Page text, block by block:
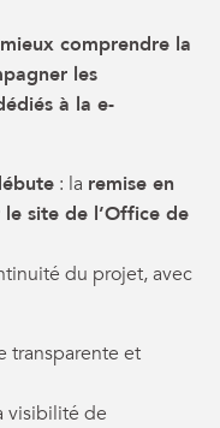
mieux comprendre la
les
à la e-
: la remise en
site de l’Office de
du projet, avec
transparente et
visibilité de